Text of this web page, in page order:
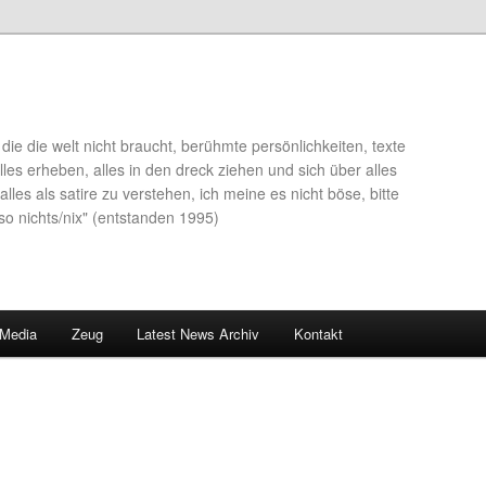
die welt nicht braucht, berühmte persönlichkeiten, texte
erheben, alles in den dreck ziehen und sich über alles
als satire zu verstehen, ich meine es nicht böse, bitte
nichts/nix" (entstanden 1995)
Zeug Latest News Archiv Kontakt